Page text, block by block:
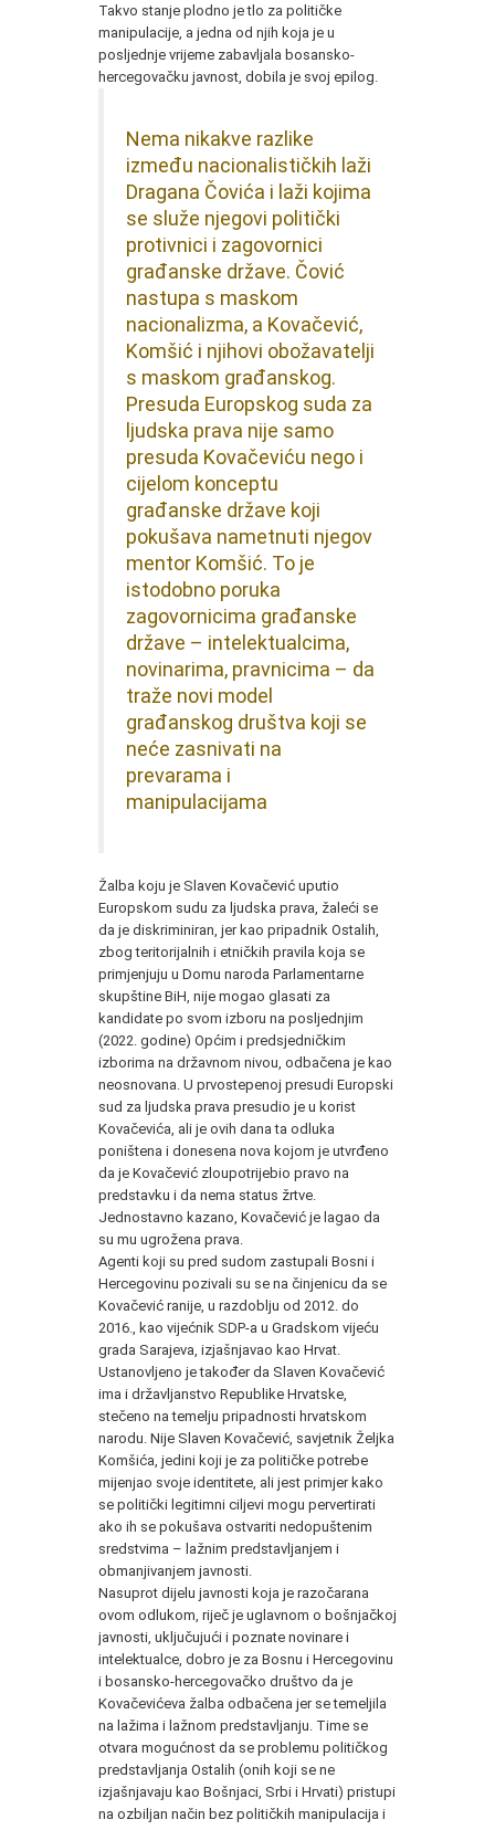
Takvo stanje plodno je tlo za političke
manipulacije, a jedna od njih koja je u
posljednje vrijeme zabavljala bosansko-
hercegovačku javnost, dobila je svoj epilog.
Nema nikakve razlike
između nacionalističkih laži
Dragana Čovića i laži kojima
se služe njegovi politički
protivnici i zagovornici
građanske države. Čović
nastupa s maskom
nacionalizma, a Kovačević,
Komšić i njihovi obožavatelji
s maskom građanskog.
Presuda Europskog suda za
ljudska prava nije samo
presuda Kovačeviću nego i
cijelom konceptu
građanske države koji
pokušava nametnuti njegov
mentor Komšić. To je
istodobno poruka
zagovornicima građanske
države – intelektualcima,
novinarima, pravnicima – da
traže novi model
građanskog društva koji se
neće zasnivati na
prevarama i
manipulacijama
Žalba koju je Slaven Kovačević uputio
Europskom sudu za ljudska prava, žaleći se
da je diskriminiran, jer kao pripadnik Ostalih,
zbog teritorijalnih i etničkih pravila koja se
primjenjuju u Domu naroda Parlamentarne
skupštine BiH, nije mogao glasati za
kandidate po svom izboru na posljednjim
(2022. godine) Općim i predsjedničkim
izborima na državnom nivou, odbačena je kao
neosnovana. U prvostepenoj presudi Europski
sud za ljudska prava presudio je u korist
Kovačevića, ali je ovih dana ta odluka
poništena i donesena nova kojom je utvrđeno
da je Kovačević zloupotrijebio pravo na
predstavku i da nema status žrtve.
Jednostavno kazano, Kovačević je lagao da
su mu ugrožena prava.
Agenti koji su pred sudom zastupali Bosni i
Hercegovinu pozivali su se na činjenicu da se
Kovačević ranije, u razdoblju od 2012. do
2016., kao vijećnik SDP-a u Gradskom vijeću
grada Sarajeva, izjašnjavao kao Hrvat.
Ustanovljeno je također da Slaven Kovačević
ima i državljanstvo Republike Hrvatske,
stečeno na temelju pripadnosti hrvatskom
narodu. Nije Slaven Kovačević, savjetnik Željka
Komšića, jedini koji je za političke potrebe
mijenjao svoje identitete, ali jest primjer kako
se politički legitimni ciljevi mogu pervertirati
ako ih se pokušava ostvariti nedopuštenim
sredstvima – lažnim predstavljanjem i
obmanjivanjem javnosti.
Nasuprot dijelu javnosti koja je razočarana
ovom odlukom, riječ je uglavnom o bošnjačkoj
javnosti, uključujući i poznate novinare i
intelektualce, dobro je za Bosnu i Hercegovinu
i bosansko-hercegovačko društvo da je
Kovačevićeva žalba odbačena jer se temeljila
na lažima i lažnom predstavljanju. Time se
otvara mogućnost da se problemu političkog
predstavljanja Ostalih (onih koji se ne
izjašnjavaju kao Bošnjaci, Srbi i Hrvati) pristupi
na ozbiljan način bez političkih manipulacija i